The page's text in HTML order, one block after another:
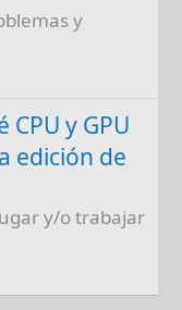
y
y GPU
edición de
y/o trabajar